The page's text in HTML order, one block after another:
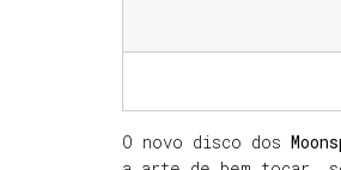
O novo disco dos